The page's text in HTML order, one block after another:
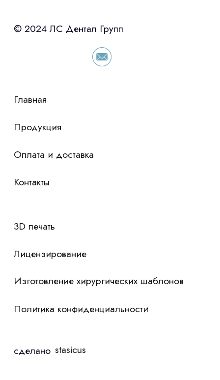
«Уралпромлизинг» подберем выгодные
условия по лизингу оборудования,
просто оставьте контакты чтобы мы
сориентировали по условиям